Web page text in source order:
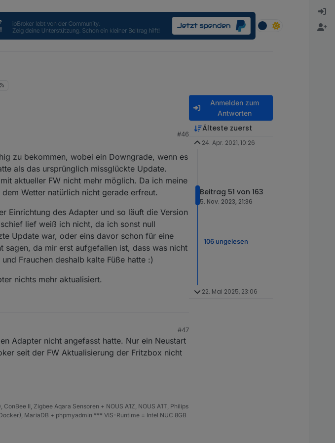
#46
zu bekommen, wobei ein Downgrade, wenn es
als das ursprünglich missglückte Update.
aktueller FW nicht mehr möglich. Da ich meine
Wetter natürlich nicht gerade erfreut.
Einrichtung des Adapter und so läuft die Version
lief weiß ich nicht, da ich sonst null
Update war, oder eins davor schon für eine
da mir erst aufgefallen ist, dass was nicht
Frauchen deshalb kalte Füße hatte :)
nichts mehr aktualisiert.
#47
Adapter nicht angefasst hatte. Nur ein Neustart
seit der FW Aktualisierung der Fritzbox nicht
II, Zigbee Aqara Sensoren + NOUS A1Z, NOUS A1T, Philips
MariaDB + phpmyadmin *** VIS-Runtime = Intel NUC 8GB
Anmelden zum
Antworten
Älteste zuerst
24. Apr. 2021, 10:26
Beitrag 51 von 163
5. Nov. 2023, 21:36
106 ungelesen
22. Mai 2025, 23:06